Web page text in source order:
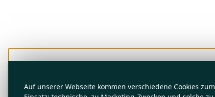
Auf unserer Webseite kommen verschiedene Cookies zum